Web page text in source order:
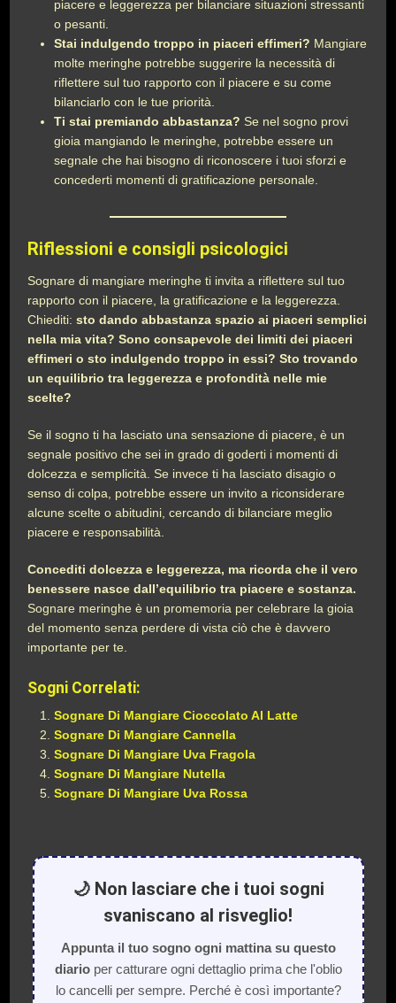
piacere e leggerezza per bilanciare situazioni stressanti
o pesanti.
Stai indulgendo troppo in piaceri effimeri? Mangiare
molte meringhe potrebbe suggerire la necessità di
riflettere sul tuo rapporto con il piacere e su come
bilanciarlo con le tue priorità.
Ti stai premiando abbastanza? Se nel sogno provi
gioia mangiando le meringhe, potrebbe essere un
segnale che hai bisogno di riconoscere i tuoi sforzi e
concederti momenti di gratificazione personale.
Riflessioni e consigli psicologici
Sognare di mangiare meringhe ti invita a riflettere sul tuo
rapporto con il piacere, la gratificazione e la leggerezza.
Chiediti:sto dando abbastanza spazio ai piaceri semplici
nella mia vita? Sono consapevole dei limiti dei piaceri
effimeri o sto indulgendo troppo in essi? Sto trovando
un equilibrio tra leggerezza e profondità nelle mie
scelte?
Se il sogno ti ha lasciato una sensazione di piacere, è un
segnale positivo che sei in grado di goderti i momenti di
dolcezza e semplicità. Se invece ti ha lasciato disagio o
senso di colpa, potrebbe essere un invito a riconsiderare
alcune scelte o abitudini, cercando di bilanciare meglio
piacere e responsabilità.
Concediti dolcezza e leggerezza, ma ricorda che il vero
benessere nasce dall’equilibrio tra piacere e sostanza.
Sognare meringhe è un promemoria per celebrare la gioia
del momento senza perdere di vista ciò che è davvero
importante per te.
Sogni Correlati:
Sognare Di Mangiare Cioccolato Al Latte
Sognare Di Mangiare Cannella
Sognare Di Mangiare Uva Fragola
Sognare Di Mangiare Nutella
Sognare Di Mangiare Uva Rossa
🌙 Non lasciare che i tuoi sogni
svaniscano al risveglio!
Appunta il tuo sogno ogni mattina su questo
diarioper catturare ogni dettaglio prima che l'oblio
lo cancelli per sempre. Perché è così importante?